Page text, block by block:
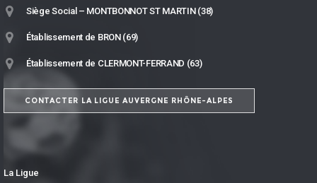
Siège Social – MONTBONNOT ST MARTIN (38)
Établissement de BRON (69)
Établissement de CLERMONT-FERRAND (63)
CONTACTER LA LIGUE AUVERGNE RHÔNE-ALPES
La Ligue